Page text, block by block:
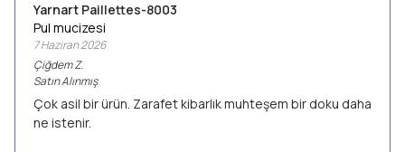
Yarnart Paillettes-8003
Pul mucizesi
7 Haziran 2026
ÇiğdemZ.
Satın Alınmış
Çok asil bir ürün. Zarafet kibarlık muhteşem bir doku daha
ne istenir.